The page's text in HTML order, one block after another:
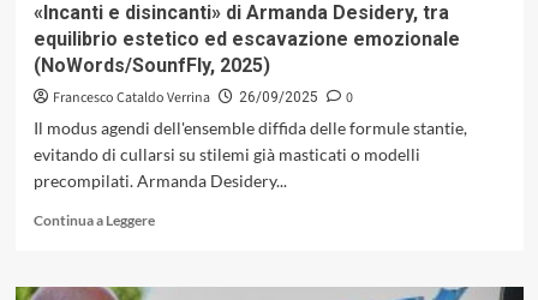
(AMS
Records,
2025)
«Incanti e disincanti» di Armanda Desidery, tra
equilibrio estetico ed escavazione emozionale
(NoWords/SounfFly, 2025)
Francesco Cataldo Verrina 26/09/2025
0
Il modus agendi dell'ensemble diffida delle formule stantie,
evitando di cullarsi su stilemi già masticati o modelli
precompilati. Armanda Desidery...
Continua a LeggereLeggi
su